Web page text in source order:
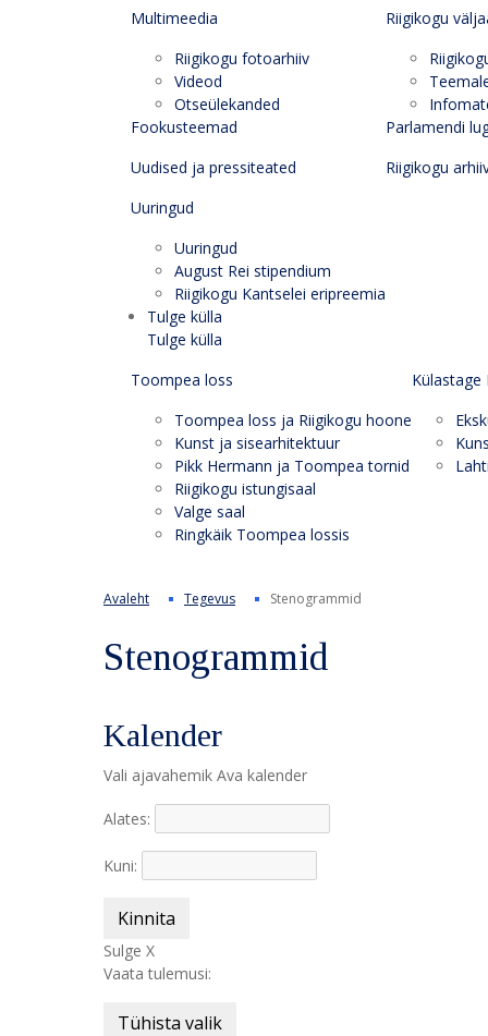
Multimeedia
Riigikogu fotoarhiiv
Videod
Otseülekanded
Fookusteemad
Uudised ja pressiteated
Uuringud
Uuringud
August Rei stipendium
Riigikogu Kantselei eripreemia
Riigikogu
Parlamendi
Riigikogu
Tulge külla
Tulge külla
Toompea loss
Toompea loss ja Riigikogu hoone
Kunst ja sisearhitektuur
Pikk Hermann ja Toompea tornid
Riigikogu istungisaal
Valge saal
Ringkäik Toompea lossis
Külastage
Avaleht Tegevus Stenogrammid
Stenogrammid
Kalender
Vali ajavahemik Ava kalender
Alates:
Kuni:
Kinnita
Sulge X
Vaata tulemusi:
Tühista valik